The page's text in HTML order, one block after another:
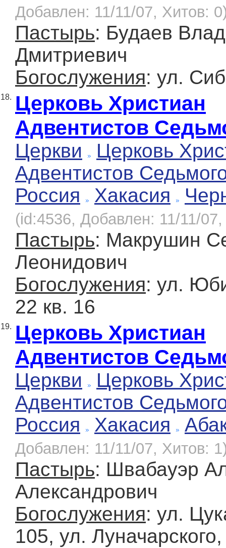
Добавлен: 11/11/07, Хитов:
Пастырь: Будаев
Дмитриевич
Богослужения: ул.
18. Церковь Христиан
Адвентистов
Церкви
Церковь
Адвентистов
Россия
Хакасия
(id:4536, Добавлен: 11/11/
Пастырь: Макрушин
Леонидович
Богослужения: ул.
22 кв. 16
19. Церковь Христиан
Адвентистов
Церкви
Церковь
Адвентистов
Россия
Хакасия
Добавлен: 11/11/07, Хитов:
Пастырь: Швабауэр
Александрович
Богослужения: ул.
105, ул.